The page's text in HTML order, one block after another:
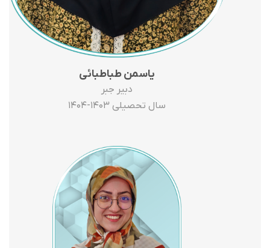
یاسمن طباطبائی
دبیر جبر
سال تحصیلی ۱۴۰۳-۱۴۰۴